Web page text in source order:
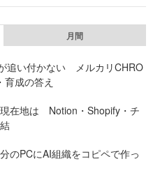
月間
追い付かない メルカリCHRO
成の答え
在地は Notion・Shopify・チ
のPCにAI組織をコピペで作っ